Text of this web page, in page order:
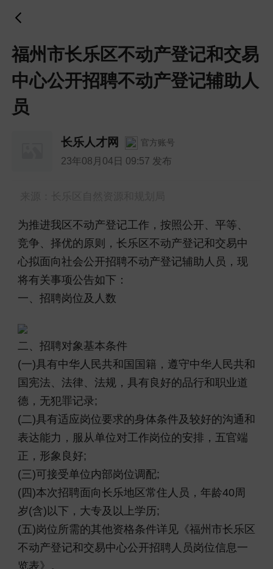
福州市长乐区不动产登记和交易
中心公开招聘不动产登记辅助人
员
长乐人才网 官方账号
23年08月04日 09:57 发布
为推进我区不动产登记工作，按照公开、平等、
竞争、择优的原则，长乐区不动产登记和交易中
心拟面向社会公开招聘不动产登记辅助人员，现
将有关事项公告如下：
一、招聘岗位及人数
二、招聘对象基本条件
(一)具有中华人民共和国国籍，遵守中华人民共和
国宪法、法律、法规，具有良好的品行和职业道
德，无犯罪记录;
(二)具有适应岗位要求的身体条件及较好的沟通和
表达能力，服从单位对工作岗位的安排，五官端
正，形象良好;
(三)可接受单位内部岗位调配;
(四)本次招聘面向长乐地区常住人员，年龄40周
岁(含)以下，大专及以上学历;
(五)岗位所需的其他资格条件详见《福州市长乐区
不动产登记和交易中心公开招聘人员岗位信息一
览表》。